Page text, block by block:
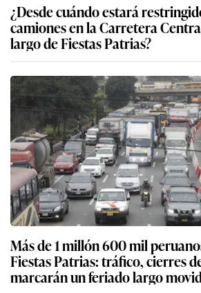
¿Desde cuándo estará
camiones en la Carretera
largo de Fiestas Patrias?
Más de 1 millón 600 mil
Fiestas Patrias: tráfico, cierres
marcarán un feriado largo